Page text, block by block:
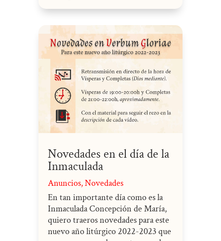
Novedades en el día de la
Inmaculada
Anuncios,Novedades
En tan importante día como es la
Inmaculada Concepción de María,
quiero traeros novedades para este
nuevo año litúrgico 2022-2023 que